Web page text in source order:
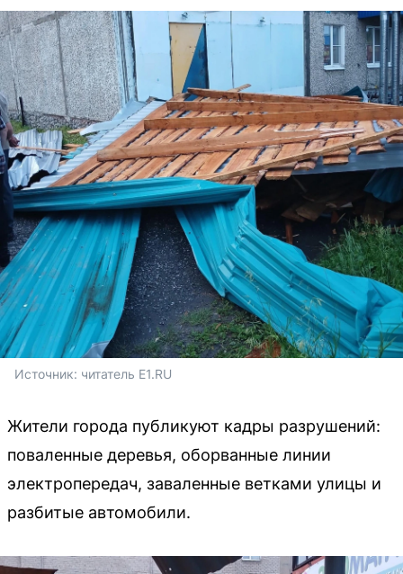
Источник: читатель E1.RU
Жители города публикуют кадры разрушений:
поваленные деревья, оборванные линии
электропередач, заваленные ветками улицы и
разбитые автомобили.